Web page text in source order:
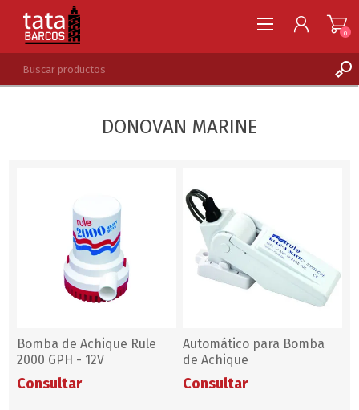
0
DONOVAN MARINE
Bomba de Achique Rule
2000 GPH - 12V
Consultar
Automático para Bomba
de Achique
Consultar